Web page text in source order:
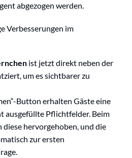
abgezogen werden.
Verbesserungen im
ist jetzt direkt neben der
um es sichtbarer zu
Button erhalten Gäste eine
ausgefüllte Pflichtfelder. Beim
diese hervorgehoben, und die
zur ersten